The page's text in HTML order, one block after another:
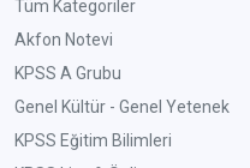
Tüm Kategoriler
Akfon Notevi
KPSS A Grubu
Genel Kültür - Genel Yetenek
KPSS Eğitim Bilimleri